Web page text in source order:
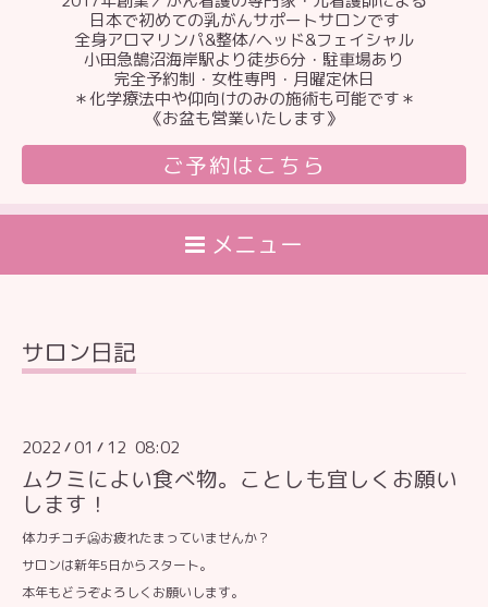
日本で初めての乳がんサポートサロンです
全身アロマリンパ&整体/ヘッド&フェイシャル
小田急鵠沼海岸駅より徒歩6分・駐車場あり
完全予約制・女性専門・月曜定休日
＊化学療法中や仰向けのみの施術も可能です＊
《お盆も営業いたします》
ご予約はこちら
メニュー
サロン日記
2022 /01 / 12 08:02
ムクミによい食べ物。ことしも宜しくお願い
します！
体カチコチ🥶お疲れたまっていませんか？
サロンは新年5日からスタート。
本年もどうぞよろしくお願いします。